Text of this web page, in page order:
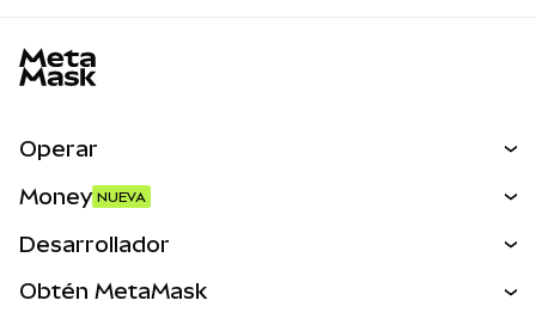
Operar
Activos del mundo real
Money NUEVA
Desarrollador
Obtén MetaMask